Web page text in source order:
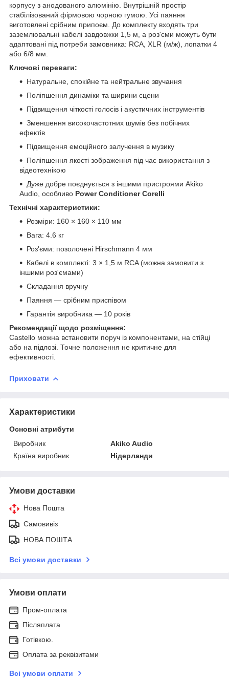
корпусу з анодованого алюмінію. Внутрішній простір
стабілізований фірмовою чорною гумою. Усі паяння
виготовлені срібним припоєм. До комплекту входять три
заземлювальні кабелі завдовжки 1,5 м, а роз'єми можуть бути
адаптовані під потреби замовника: RCA, XLR (м/ж), лопатки 4
або 6/8 мм.
Ключові переваги:
Натуральне, спокійне та нейтральне звучання
Поліпшення динаміки та ширини сцени
Підвищення чіткості голосів і акустичних інструментів
Зменшення високочастотних шумів без побічних
ефектів
Підвищення емоційного залучення в музику
Поліпшення якості зображення під час використання з
відеотехнікою
Дуже добре поєднується з іншими пристроями Akiko
Audio, особливо Power Conditioner Corelli
Технічні характеристики:
Розміри: 160 × 160 × 110 мм
Вага: 4.6 кг
Роз'єми: позолочені Hirschmann 4 мм
Кабелі в комплекті: 3 × 1,5 м RCA (можна замовити з
іншими роз'ємами)
Складання вручну
Паяння — срібним приспівом
Гарантія виробника — 10 років
Рекомендації щодо розміщення:
Castello можна встановити поруч із компонентами, на стійці
або на підлозі. Точне положення не критичне для
ефективності.
Приховати
Характеристики
Основні атрибути
Виробник
Akiko Audio
Країна виробник
Нідерланди
Умови доставки
Нова Пошта
Самовивіз
НОВА ПОШТА
Всі умови доставки
Умови оплати
Пром-оплата
Післяплата
Готівкою.
Оплата за реквізитами
Всі умови оплати